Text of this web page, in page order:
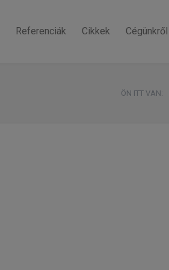
Referenciák Cikkek Cégünkről
ÖN ITT VAN: